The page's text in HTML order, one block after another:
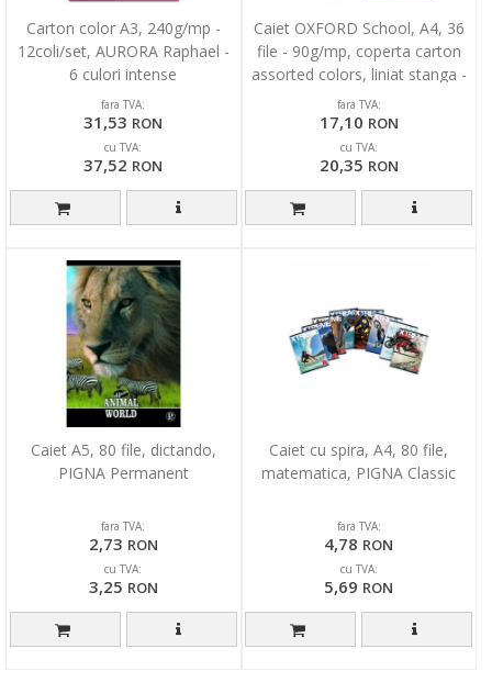
Carton color A3, 240g/mp -
12coli/set, AURORA Raphael -
6 culori intense
fara TVA:
31,53 RON
cu TVA:
37,52 RON
Caiet OXFORD School, A4, 36
file - 90g/mp, coperta carton
assorted colors, liniat stanga -
mate
fara TVA:
17,10 RON
cu TVA:
20,35 RON
Caiet A5, 80 file, dictando,
PIGNA Permanent
fara TVA:
2,73 RON
cu TVA:
3,25 RON
Caiet cu spira, A4, 80 file,
matematica, PIGNA Classic
fara TVA:
4,78 RON
cu TVA:
5,69 RON